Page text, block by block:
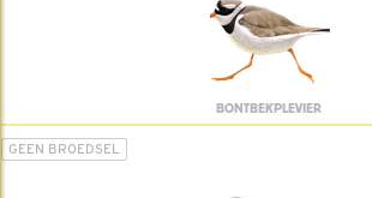
BONTBEKPLEVIER
GEEN BROEDSEL